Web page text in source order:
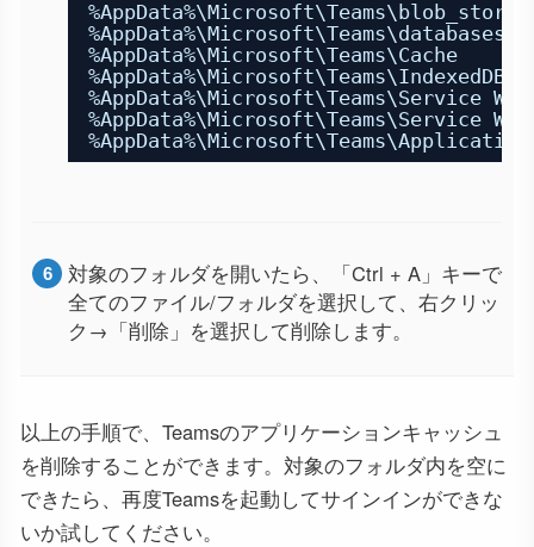
%AppData%\Microsoft\Teams\databases
%AppData%\Microsoft\Teams\Cache
%AppData%\Microsoft\Teams\IndexedDB
%AppData%\Microsoft\Teams\Service
%AppData%\Microsoft\Teams\Service
対象のフォルダを開いたら、「Ctrl + A」キーで
全てのファイル/フォルダを選択して、右クリッ
ク→「削除」を選択して削除します。
以上の手順で、Teamsのアプリケーションキャッシュ
を削除することができます。対象のフォルダ内を空に
できたら、再度Teamsを起動してサインインができな
いか試してください。